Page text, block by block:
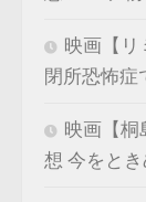
映画【リ
閉所恐怖症
映画【桐
想 今をと